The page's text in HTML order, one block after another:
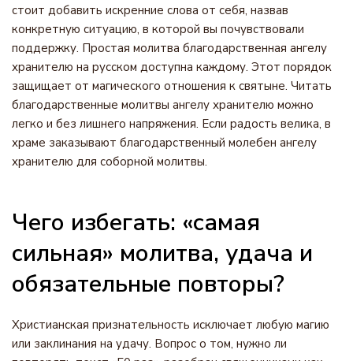
стоит добавить искренние слова от себя, назвав
конкретную ситуацию, в которой вы почувствовали
поддержку. Простая молитва благодарственная ангелу
хранителю на русском доступна каждому. Этот порядок
защищает от магического отношения к святыне. Читать
благодарственные молитвы ангелу хранителю можно
легко и без лишнего напряжения. Если радость велика, в
храме заказывают благодарственный молебен ангелу
хранителю для соборной молитвы.
Чего избегать: «самая
сильная» молитва, удача и
обязательные повторы?
Христианская признательность исключает любую магию
или заклинания на удачу. Вопрос о том, нужно ли